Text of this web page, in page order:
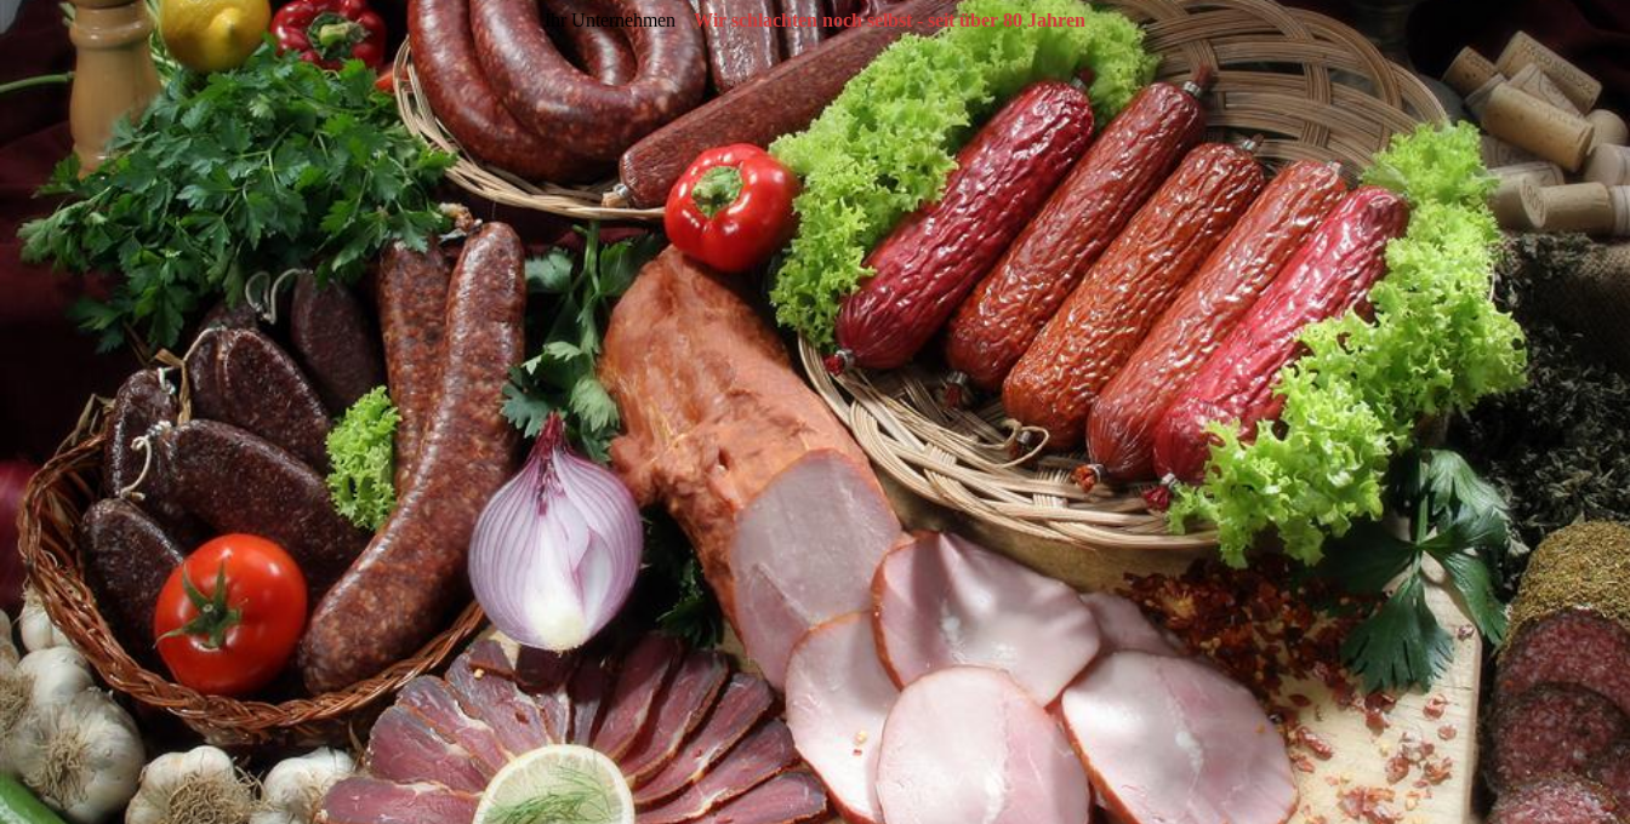
Ihr Unternehmen Wir schlachten noch selbst - seit über 80 Jahren